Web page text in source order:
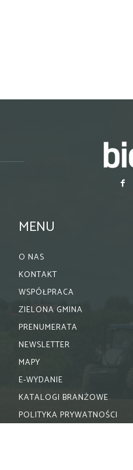
MENU
O NAS
KONTAKT
WSPÓŁPRACA
ZIELONA GMINA
PRENUMERATA
NEWSLETTER
MAPY
E-WYDANIE
KATALOGI BRANŻOWE
POLITYKA PRYWATNOŚCI